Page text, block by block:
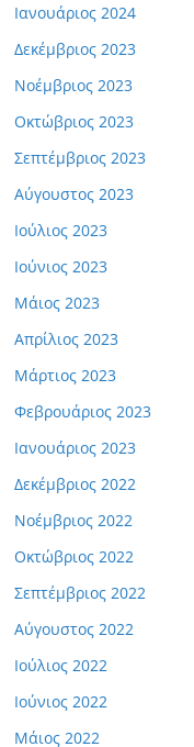
Ιανουάριος 2024
Δεκέμβριος 2023
Νοέμβριος 2023
Οκτώβριος 2023
Σεπτέμβριος 2023
Αύγουστος 2023
Ιούλιος 2023
Ιούνιος 2023
Μάιος 2023
Απρίλιος 2023
Μάρτιος 2023
Φεβρουάριος 2023
Ιανουάριος 2023
Δεκέμβριος 2022
Νοέμβριος 2022
Οκτώβριος 2022
Σεπτέμβριος 2022
Αύγουστος 2022
Ιούλιος 2022
Ιούνιος 2022
Μάιος 2022